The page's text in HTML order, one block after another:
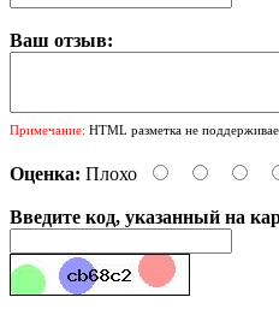
Ваш отзыв:
Примечание: HTML разметка не
Оценка: Плохо
Введите код, указанный на